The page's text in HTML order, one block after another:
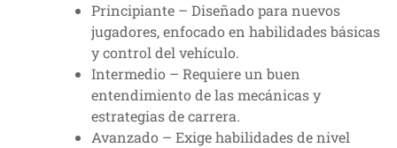
Principiante – Diseñado para nuevos
jugadores, enfocado en habilidades básicas
y control del vehículo.
Intermedio – Requiere un buen
entendimiento de las mecánicas y
estrategias de carrera.
Avanzado – Exige habilidades de nivel